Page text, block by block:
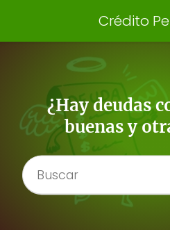
Crédito
¿Hay deudas
buenas y